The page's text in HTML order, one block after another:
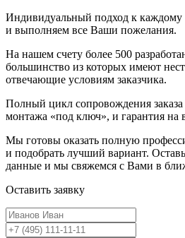
Индивидуальный подход к
и выполняем все Ваши пожелания.
На нашем счету более 500
большинство из которых имеют
отвечающие условиям заказчика.
Полный цикл сопровождения заказа
монтажа «под ключ», и гарантия
Мы готовы оказать полную
и подобрать лучший вариант.
данные и мы свяжемся с Вами в
Оставить заявку